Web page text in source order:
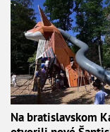
Na bratislavskom